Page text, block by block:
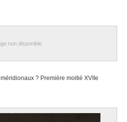
non disponible
? Première moitié XVIIe